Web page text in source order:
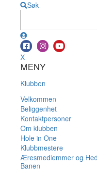
Søk
X
MENY
Klubben
Velkommen
Beliggenhet
Kontaktpersoner
Om klubben
Hole in One
Klubbmestere
Æresmedlemmer og
Banen